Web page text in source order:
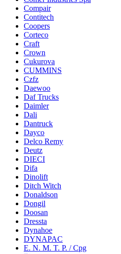
Compair
Contitech
Coopers
Corteco
Craft
Crown
Cukurova
CUMMINS
Czfz
Daewoo
Daf Trucks
Daimler
Dali
Dantruck
Dayco
Delco Remy
Deutz
DIECI
Difa
Dinolift
Ditch Witch
Donaldson
Dongil
Doosan
Dressta
Dynahoe
DYNAPAC
E. N. M. T. P. / Cpg